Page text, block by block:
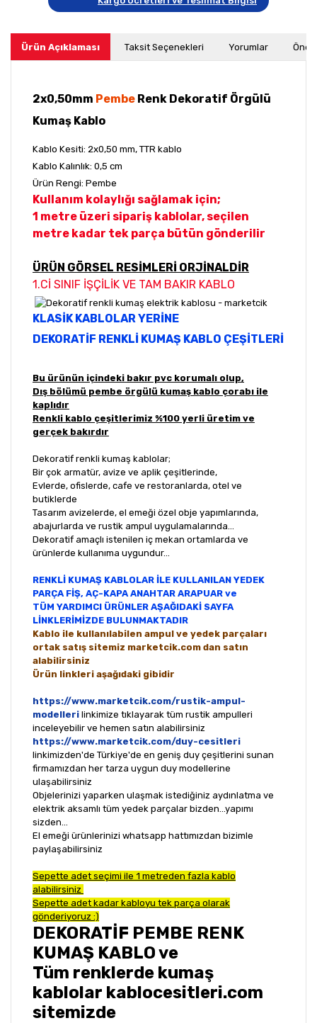
Ürün Açıklaması Taksit Seçenekleri Yorumlar
2x0,50mm Pembe Renk Dekoratif Örgülü
Kumaş Kablo
Kablo Kesiti: 2x0,50 mm, TTR kablo
Kablo Kalınlık: 0,5 cm
Ürün Rengi: Pembe
Kullanım kolaylığı sağlamak için;
1 metre üzeri sipariş kablolar, seçilen
metre kadar tek parça bütün gönderilir
ÜRÜN GÖRSEL RESİMLERİ ORJİNALDİR
1.Cİ SINIF İŞÇİLİK VE TAM BAKIR KABLO
KLASİK KABLOLAR YERİNE
DEKORATİF RENKLİ KUMAŞ KABLO ÇEŞİTLERİ
Bu ürünün içindeki bakır pvc korumalı olup,
Dış bölümü pembe örgülü kumaş kablo çorabı ile
kaplıdır
Renkli kablo çeşitlerimiz %100 yerli üretim ve
gerçek bakırdır
Dekoratif renkli kumaş kablolar;
Bir çok armatür, avize ve aplik çeşitlerinde,
Evlerde, ofislerde, cafe ve restoranlarda, otel ve
butiklerde
Tasarım avizelerde, el emeği özel obje yapımlarında,
abajurlarda ve rustik ampul uygulamalarında...
Dekoratif amaçlı istenilen iç mekan ortamlarda ve
ürünlerde kullanıma uygundur...
RENKLİ KUMAŞ KABLOLAR İLE KULLANILAN YEDEK
PARÇA FİŞ, AÇ-KAPA ANAHTAR ARAPUAR ve
TÜM YARDIMCI ÜRÜNLER AŞAĞIDAKİ SAYFA
LİNKLERİMİZDE BULUNMAKTADIR
Kablo ile kullanılabilen ampul ve yedek parçaları
ortak satış sitemiz marketcik.com dan satın
alabilirsiniz
Ürün linkleri aşağıdaki gibidir
https://www.marketcik.com/rustik-ampul-
modelleri linkimize tıklayarak tüm rustik ampulleri
inceleyebilir ve hemen satın alabilirsiniz
https://www.marketcik.com/duy-cesitleri
linkimizden'de Türkiye'de en geniş duy çeşitlerini sunan
firmamızdan her tarza uygun duy modellerine
ulaşabilirsiniz
Objelerinizi yaparken ulaşmak istediğiniz aydınlatma ve
elektrik aksamlı tüm yedek parçalar bizden...yapımı
sizden...
El emeği ürünlerinizi whatsapp hattımızdan bizimle
paylaşabilirsiniz
Sepette adet seçimi ile 1 metreden fazla kablo
alabilirsiniz
Sepette adet kadar kabloyu tek parça olarak
gönderiyoruz :)
DEKORATİF PEMBE RENK
KUMAŞ KABLO ve
Tüm renklerde kumaş
kablolar kablocesitleri.com
sitemizde